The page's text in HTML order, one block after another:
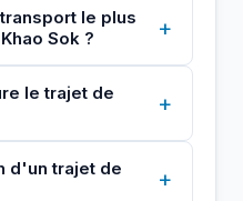
le plus
Sok ?
+
le trajet de
+
d'un trajet de
+